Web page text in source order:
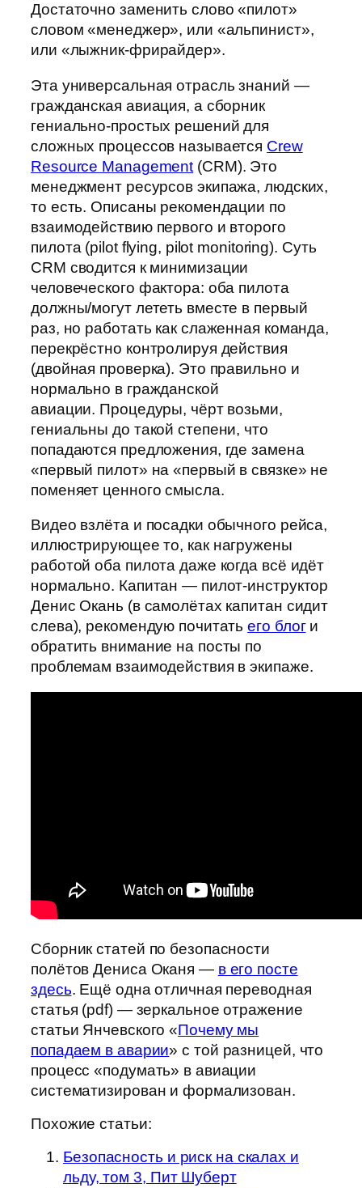
Достаточно заменить слово «пилот»
словом «менеджер», или «альпинист»,
или «лыжник-фрирайдер».
Эта универсальная отрасль знаний —
гражданская авиация, а сборник
гениально-простых решений для
сложных процессов называется Crew
Resource Management (CRM). Это
менеджмент ресурсов экипажа, людских,
то есть. Описаны рекомендации по
взаимодействию первого и второго
пилота (pilot flying, pilot monitoring). Суть
CRM сводится к минимизации
человеческого фактора: оба пилота
должны/могут лететь вместе в первый
раз, но работать как слаженная команда,
перекрёстно контролируя действия
(двойная проверка). Это правильно и
нормально в гражданской
авиации. Процедуры, чёрт возьми,
гениальны до такой степени, что
попадаются предложения, где замена
«первый пилот» на «первый в связке» не
поменяет ценного смысла.
Видео взлёта и посадки обычного рейса,
иллюстрирующее то, как нагружены
работой оба пилота даже когда всё идёт
нормально. Капитан — пилот-инструктор
Денис Окань (в самолётах капитан сидит
слева), рекомендую почитатьего блоги
обратить внимание на посты по
проблемам взаимодействия в экипаже.
Сборник статей по безопасности
полётов Дениса Оканя — в его посте
здесь. Ещё одна отличная переводная
статья (pdf) — зеркальное отражение
статьи Янчевского «Почему мы
попадаем в аварии» с той разницей, что
процесс «подумать» в авиации
систематизирован и формализован.
Похожие статьи:
Безопасность и риск на скалах и
льду, том 3, Пит Шуберт